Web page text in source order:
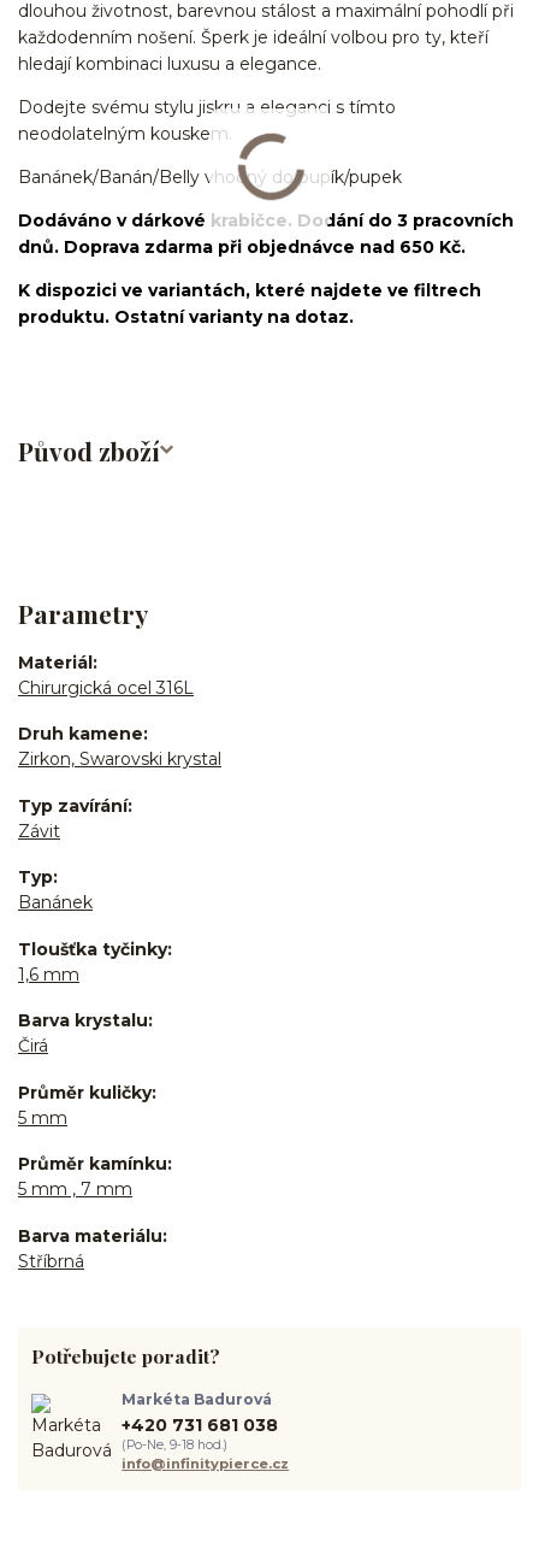
dlouhou životnost, barevnou stálost a maximální pohodlí při
každodenním nošení. Šperk je ideální volbou pro ty, kteří
hledají kombinaci luxusu a elegance.
Dodejte svému stylu jiskru a eleganci s tímto
neodolatelným kouskem.
Banánek/Banán/Belly vhodný do pupík/pupek
Dodáváno v dárkové krabičce. Dodání do 3 pracovních
dnů. Doprava zdarma při objednávce nad 650 Kč.
K dispozici ve variantách, které najdete ve filtrech
produktu. Ostatní varianty na dotaz.
Původ zboží
Parametry
Materiál
Chirurgická ocel 316L
Druh kamene
Zirkon, Swarovski krystal
Typ zavírání
Závit
Typ
Banánek
Tloušťka tyčinky
1,6 mm
Barva krystalu
Čirá
Průměr kuličky
5 mm
Průměr kamínku
5 mm , 7 mm
Barva materiálu
Stříbrná
Potřebujete poradit?
Markéta Badurová
+420 731 681 038
(Po-Ne, 9-18 hod.)
info@infinitypierce.cz